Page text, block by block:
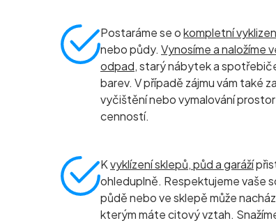
Postaráme se okompletní
nebo půdy. Vynosíme a naložíme
odpad, starý nábytek a
barev. V případě zájmu vám také
vyčištění nebo vymalování
cenností.
Kvyklízení sklepů, půd a garáží
ohleduplně. Respektujeme vaše
půdě nebo ve sklepě může
kterým máte citový vztah.